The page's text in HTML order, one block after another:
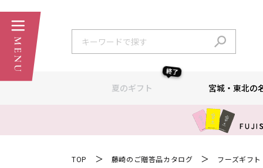
夏のギフト
終了
宮城・東北の
TOP ＞ 藤崎のご贈答品カタログ ＞ フーズギフト